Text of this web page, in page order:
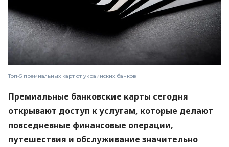
Топ-5 премиальных карт от украинских банков
Премиальные банковские карты сегодня
открывают доступ к услугам, которые делают
повседневные финансовые операции,
путешествия и обслуживание значительно